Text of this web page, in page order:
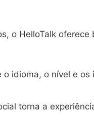
o HelloTalk oferece
o idioma, o nível e os
torna a